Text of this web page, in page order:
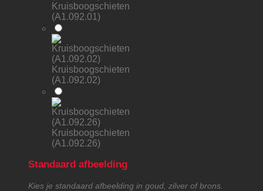
Kruisboogschieten
(A1.092.01)
Kruisboogschieten
(A1.092.02)
Kruisboogschieten
(A1.092.26)
Standaard afbeelding
Kies je standaard afbeelding in goud, zilver of brons.